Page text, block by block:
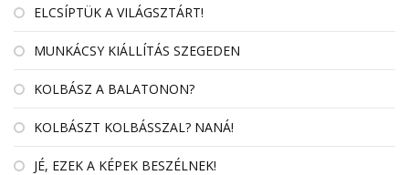
ELCSÍPTÜK A VILÁGSZTÁRT!
MUNKÁCSY KIÁLLÍTÁS SZEGEDEN
KOLBÁSZ A BALATONON?
KOLBÁSZT KOLBÁSSZAL? NANÁ!
JÉ, EZEK A KÉPEK BESZÉLNEK!